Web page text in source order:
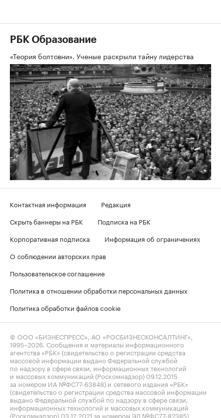
РБК Образование
«Теория болтовни». Ученые раскрыли тайну лидерства
Контактная информация
Редакция
Скрыть баннеры на РБК
Подписка на РБК
Корпоративная подписка
Информация об ограничениях
О соблюдении авторских прав
Пользовательское соглашение
Политика в отношении обработки персональных данных
Политика обработки файлов cookie
© ООО «БИЗНЕСПРЕСС», АО «РОСБИЗНЕСКОНСАЛТИНГ»,
1995–2026 . Сообщения и материалы информационного
агентства «РБК» (свидетельство о регистрации средства
массовой информации выдано Федеральной службой
по надзору в сфере связи, информационных технологий
и массовых коммуникаций (Роскомнадзор) 09.12.2015
за номером ИА №ФС77-63848) и сетевого издания «РБК»
(свидетельство о регистрации средства массовой информации
выдано Федеральной службой по надзору в сфере связи,
информационных технологий и массовых коммуникаций
(Роскомнадзор) 03.12.2021 за номером ЭЛ №ФС77-82385)